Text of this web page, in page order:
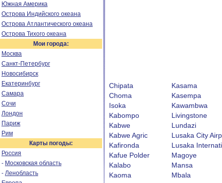
Южная Америка
Острова Индийского океана
Острова Атлантического океана
Острова Тихого океана
Мои города:
Москва
Санкт-Петербург
Новосибирск
Екатеринбург
Самара
Сочи
Лондон
Париж
Рим
Карты погоды:
Россия
- Московская область
- Ленобласть
Chipata
Choma
Isoka
Kabompo
Kabwe
Kabwe Agric
Kafironda
Kafue Polder
Kalabo
Kaoma
Kasama
Kasempa
Kawambwa
Livingstone
Lundazi
Lusaka City
Lusaka
Magoye
Mansa
Mbala